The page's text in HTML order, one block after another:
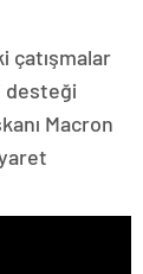
çatışmalar
desteği
Macron